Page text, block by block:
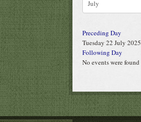
Preceding Day
Tuesday 22 July 2025
Following Day
No events were found